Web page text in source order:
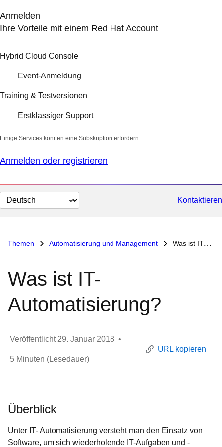
Anmelden
Ihre Vorteile mit einem Red Hat Account
Hybrid Cloud Console
Event-Anmeldung
Training & Testversionen
Erstklassiger Support
Einige Services können eine Subskription erfordern.
Anmelden oder registrieren
Sprache
auswählen
Kontaktieren
Themen Automatisierung und Management Was ist IT-Automatisierung?
Was ist IT-
Automatisierung?
Veröffentlicht 29. Januar 2018 •
5 Minuten (Lesedauer)
URL kopieren
Überblick
Unter IT- Automatisierung versteht man den Einsatz von
Software, um sich wiederholende IT-Aufgaben und -